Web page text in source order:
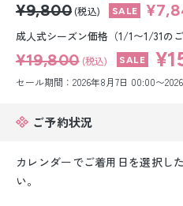
小物販売品
¥9,800 (税込)
成人式シーズン価格（1/1〜1/31のご
¥19,800 (税込)
セール期間：2026年8月7日 00:00〜
ご予約状況
カレンダーでご着用日を選択し
い。